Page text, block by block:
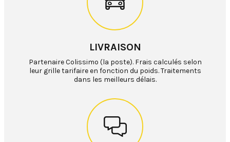
LIVRAISON
Partenaire Colissimo (la poste). Frais calculés selon
leur grille tarifaire en fonction du poids. Traitements
dans les meilleurs délais.